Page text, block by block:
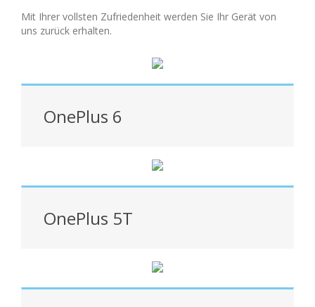
Mit Ihrer vollsten Zufriedenheit werden Sie Ihr Gerät von
uns zurück erhalten.
OnePlus 6
OnePlus 5T